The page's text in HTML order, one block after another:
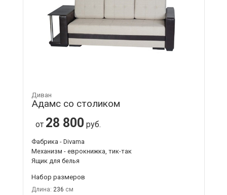
Диван
Адамс со столиком
от 28 800 руб.
Фабрика - Divama
Механизм - еврокнижка, тик-так
Ящик для белья
Набор размеров
Длина: 236